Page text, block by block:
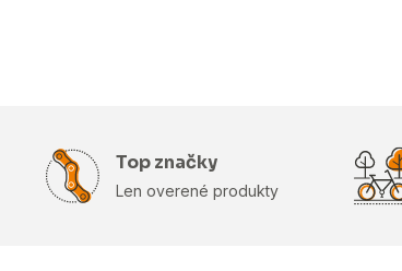
Top značky
Len overené produkty